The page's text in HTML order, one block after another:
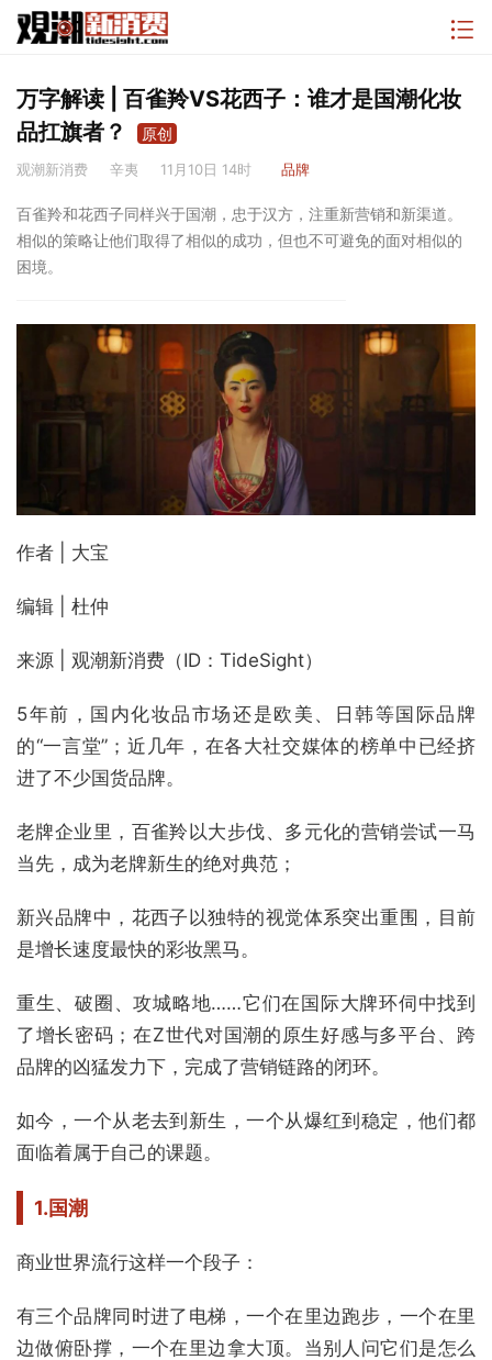
万字解读 | 百雀羚VS花西子：谁才是国潮化妆
品扛旗者？
原创
观潮新消费 辛夷 11月10日 14时 品牌
百雀羚和花西子同样兴于国潮，忠于汉方，注重新营销和新渠道。
相似的策略让他们取得了相似的成功，但也不可避免的面对相似的
困境。
作者 | 大宝
编辑 | 杜仲
来源 | 观潮新消费（ID：TideSight）
5年前，国内化妆品市场还是欧美、日韩等国际品牌
的“一言堂”；近几年，在各大社交媒体的榜单中已经挤
进了不少国货品牌。
老牌企业里，百雀羚以大步伐、多元化的营销尝试一马
当先，成为老牌新生的绝对典范；
新兴品牌中，花西子以独特的视觉体系突出重围，目前
是增长速度最快的彩妆黑马。
重生、破圈、攻城略地……它们在国际大牌环伺中找到
了增长密码；在Z世代对国潮的原生好感与多平台、跨
品牌的凶猛发力下，完成了营销链路的闭环。
如今，一个从老去到新生，一个从爆红到稳定，他们都
面临着属于自己的课题。
1.国潮
商业世界流行这样一个段子：
有三个品牌同时进了电梯，一个在里边跑步，一个在里
边做俯卧撑，一个在里边拿大顶。当别人问它们是怎么